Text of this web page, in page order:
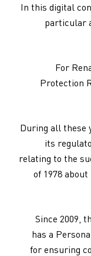
In this digital
particular
For
Protection
During all these
its
relating to the
of 1978
Since 2009,
has a
for ensuring